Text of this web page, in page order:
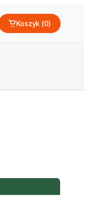
Koszyk (0)